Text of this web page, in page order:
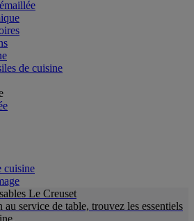
de cuisine
cuisine
Le Creuset
au service de table, trouvez les essentiels